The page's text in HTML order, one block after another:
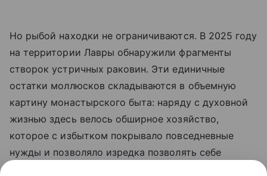
Но рыбой находки не ограничиваются. В 2025 году
на территории Лавры обнаружили фрагменты
створок устричных раковин. Эти единичные
остатки моллюсков складываются в объемную
картину монастырского быта: наряду с духовной
жизнью здесь велось обширное хозяйство,
которое с избытком покрывало повседневные
нужды и позволяло изредка позволять себе